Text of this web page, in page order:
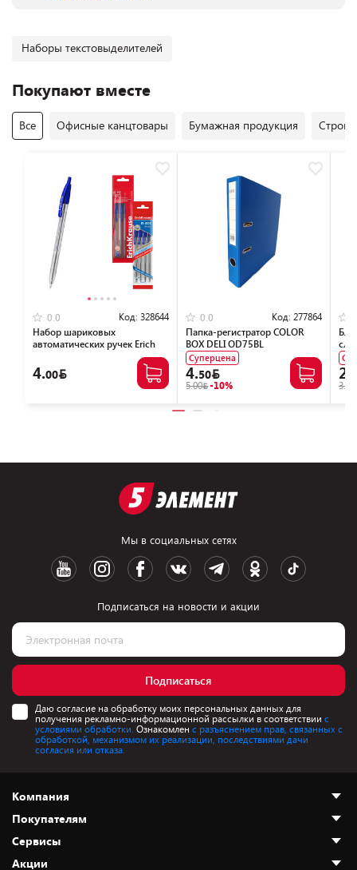
Наборы текстовыделителей
Покупают вместе
Все Офисные канцтовары Бумажная продукция
0.0 Код: 328644
Набор шариковых
автоматических ручек Erich
Krause Matic Classic R-301
46750 (4 шт)
4.00
0.0 Код: 277864
Папка-регистратор COLOR
BOX DELI OD75BL
Суперцена
4.50
5.00 -10%
2.
3.00
Мы в социальных сетях
Подписаться на новости и акции
Подписаться
Даю согласие на обработку моих персональных данных для
получения рекламно-информационной рассылки в соответствии с
условиями обработки. Ознакомлен с разъяснением прав, связанных с
обработкой, механизмом их реализации, последствиями дачи
согласия или отказа.
Компания
О нас
Адреса магазинов
Покупателям
Как сделать заказ
Сервисы
Акции